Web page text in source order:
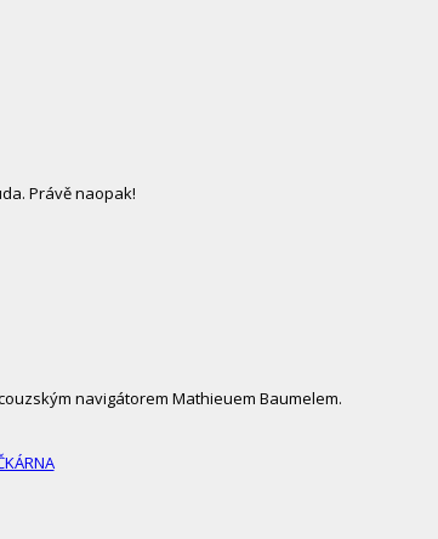
Právě naopak!
navigátorem Mathieuem Baumelem.